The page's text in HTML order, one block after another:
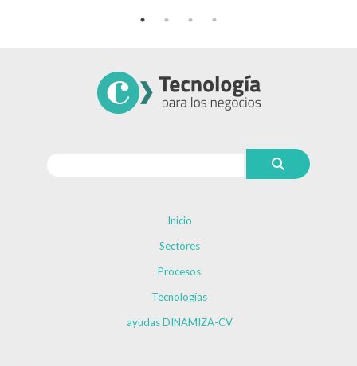
Inicio
Sectores
Procesos
Tecnologías
ayudas DINAMIZA-CV